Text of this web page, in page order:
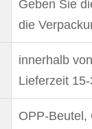
Geben Sie
die
innerhalb
Lieferzeit
OPP-Beutel,